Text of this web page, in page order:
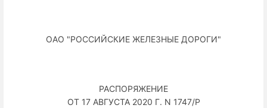
ОАО "РОССИЙСКИЕ ЖЕЛЕЗНЫЕ ДОРОГИ"
РАСПОРЯЖЕНИЕ
ОТ 17 АВГУСТА 2020 Г. N 1747/Р